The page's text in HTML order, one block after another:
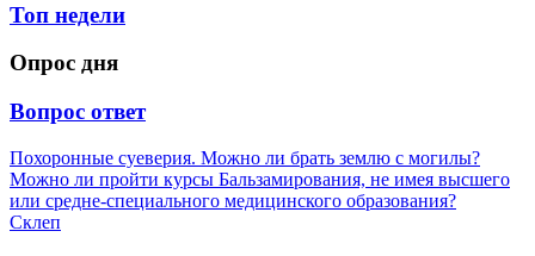
Топ недели
Опрос дня
Вопрос ответ
Похоронные суеверия. Можно ли брать землю с могилы?
Можно ли пройти курсы Бальзамирования, не имея высшего
или средне-специального медицинского образования?
Склеп